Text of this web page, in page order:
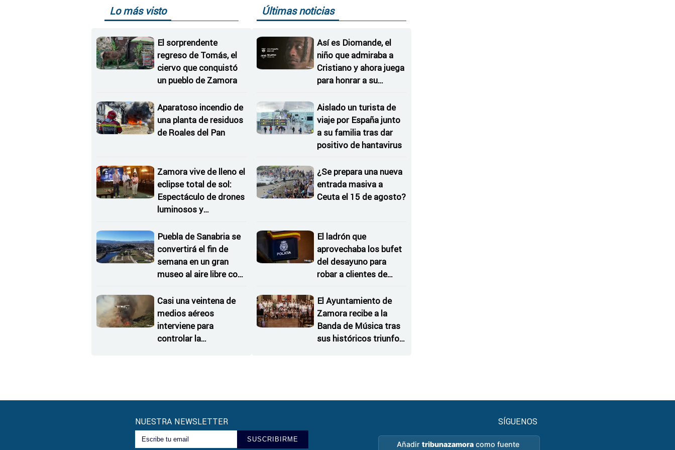
Lo más visto
El sorprendente
regreso de Tomás, el
ciervo que conquistó
un pueblo de Zamora
Aparatoso incendio de
una planta de residuos
de Roales del Pan
Zamora vive de lleno el
eclipse total de sol:
Espectáculo de drones
luminosos y
Estrellas
Puebla de Sanabria se
convertirá el fin de
semana en un gran
museo al aire libre con
Casi una veintena de
medios aéreos
interviene para
controlar la
Últimas noticias
Así es Diomande, el
niño que admiraba a
Cristiano y ahora juega
para honrar a su
Aislado un turista de
viaje por España junto
a su familia tras dar
positivo de hantavirus
¿Se prepara una nueva
entrada masiva a
Ceuta el 15 de agosto?
El ladrón que
aprovechaba los bufet
del desayuno para
robar a clientes de
El Ayuntamiento de
Zamora recibe a la
Banda de Música tras
sus históricos triunfos
NUESTRA NEWSLETTER
SUSCRIBIRME
SÍGUENOS
Añadirtribunazamora como fuente